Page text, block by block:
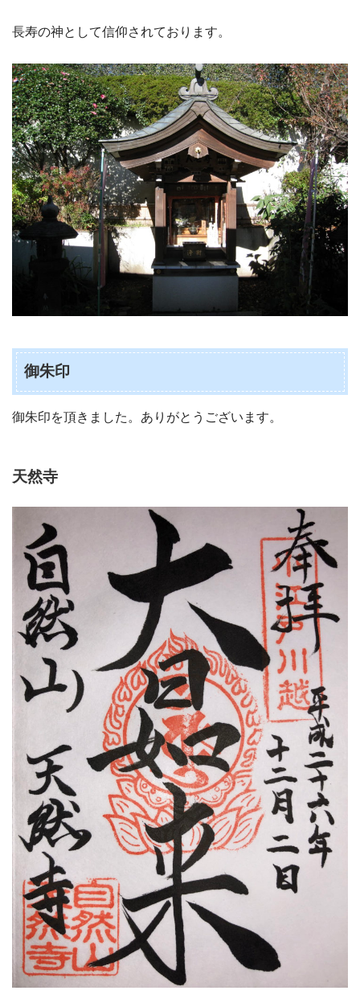
長寿の神として信仰されております。
御朱印
御朱印を頂きました。ありがとうございます。
天然寺